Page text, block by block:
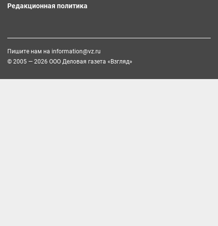
Редакционная политика
Пишите нам на information@vz.ru
© 2005 — 2026 ООО Деловая газета «Взгляд»